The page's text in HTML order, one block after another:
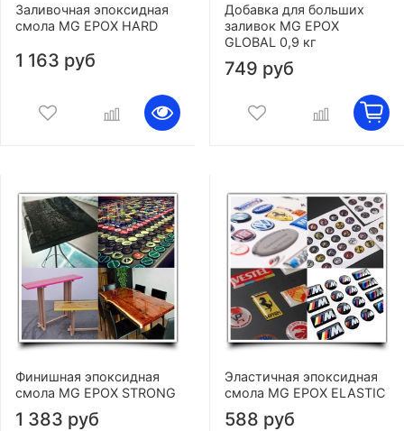
Заливочная эпоксидная
смола MG EPOX HARD
1 163 руб
Добавка для больших
заливок MG EPOX
GLOBAL 0,9 кг
749 руб
Финишная эпоксидная
смола MG EPOX STRONG
1 383 руб
Эластичная эпоксидная
смола MG EPOX ELASTIC
588 руб